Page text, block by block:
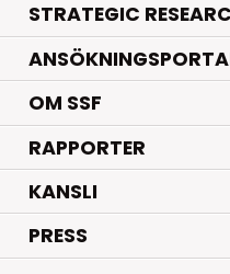
STRATEGIC
OM SSF
RAPPORTER
KANSLI
PRESS